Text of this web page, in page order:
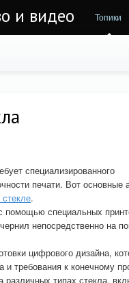
и видео Топики
специализированного
печати. Вот основные
.
помощью специальных
непосредственно на
цифрового дизайна,
требования к конечному
типах стекла,